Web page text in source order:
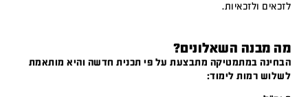
לזכאים ולזכאיות.
מה מבנה השאלונים?
הבחינה במתמטיקה מתבצעת על פי תכנית חדשה והיא מותאמת
לשלוש רמות לימוד: